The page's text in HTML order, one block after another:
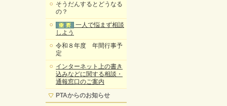
そうだんするとどうなる
の？
一人で悩まず相談
しよう
令和８年度 年間行事予
定
インターネット上の書き
込みなどに関する相談・
通報窓口のご案内
PTAからのお知らせ